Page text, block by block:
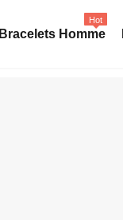
Bracelets Homme
Hot